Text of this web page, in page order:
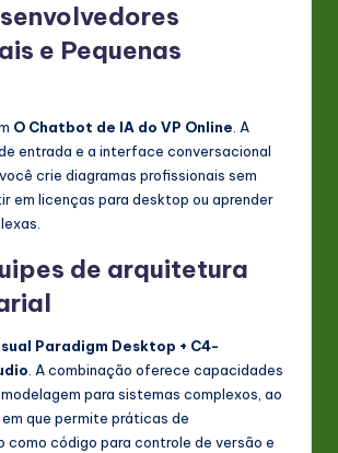
e Pequenas
O Chatbot de IA do VP Online. A
entrada e a interface conversacional
crie diagramas profissionais sem
em licenças para desktop ou aprender
de arquitetura
Paradigm Desktop + C4-
. A combinação oferece capacidades
para sistemas complexos, ao
que permite práticas de
como código para controle de versão e